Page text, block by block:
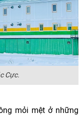
Cực.
mỏi mệt ở những